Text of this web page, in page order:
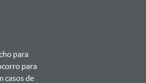
para
para
casos de